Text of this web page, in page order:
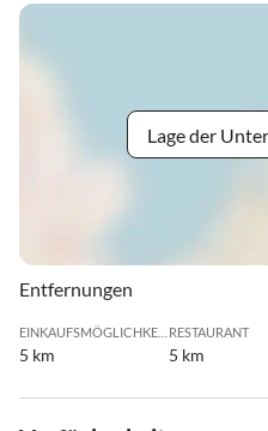
Lage der
Entfernungen
5 km
RESTAURANT
5 km